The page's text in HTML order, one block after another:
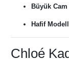
Büyük
Hafif
Chloé